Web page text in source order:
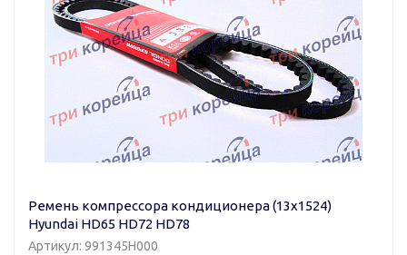
Ремень компрессора кондиционера (13x1524)
Hyundai HD65 HD72 HD78
Артикул: 991345H000